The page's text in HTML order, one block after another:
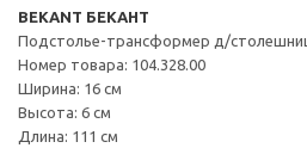
BEKANT БЕКАНТ
Подстолье-трансформер д/
Номер товара: 104.328.00
Ширина: 16 см
Высота: 6 см
Длина: 111 см